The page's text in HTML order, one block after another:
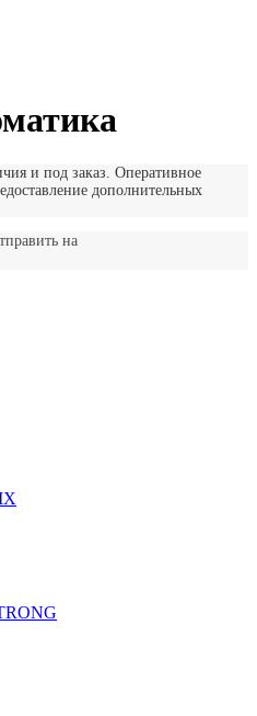
и под заказ. Оперативное
дополнительных
на